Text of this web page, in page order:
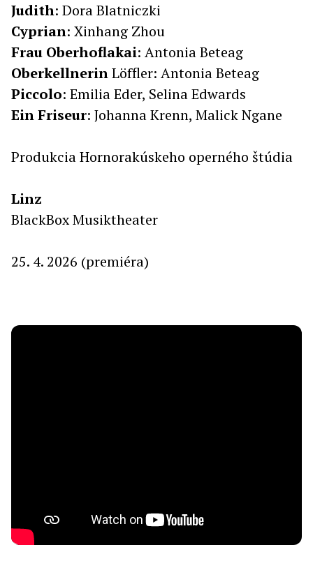
Judith: Dora Blatniczki
Cyprian: Xinhang Zhou
Frau Oberhoflakai: Antonia Beteag
OberkellnerinLöffler: Antonia Beteag
Piccolo: Emilia Eder, Selina Edwards
EinFriseur: Johanna Krenn, Malick Ngane
Produkcia Hornorakúskeho operného štúdia
Linz
BlackBox Musiktheater
25. 4. 2026 (premiéra)